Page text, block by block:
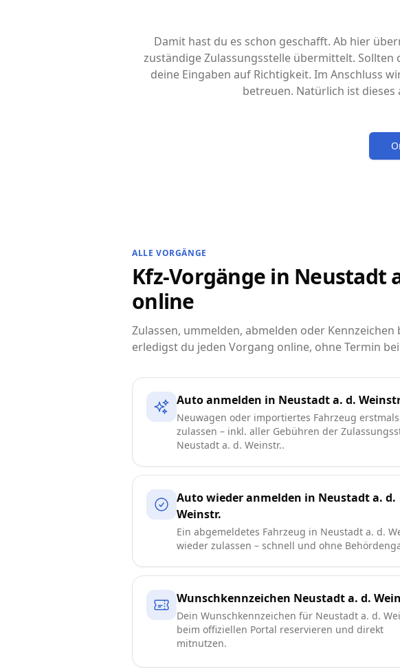
Damit hast du es schon geschafft. Ab hier
zuständige Zulassungsstelle übermittelt.
deine Eingaben auf Richtigkeit. Im Anschluss
betreuen. Natürlich ist
ALLE VORGÄNGE
Kfz-Vorgänge in Neustadt
online
Zulassen, ummelden, abmelden oder
erledigst du jeden Vorgang online, ohne Termin
Auto anmelden in Neustadt a. d.
Neuwagen oder importiertes Fahrzeug erstmals
zulassen – inkl. aller Gebühren der
Neustadt a. d. Weinstr..
Auto wieder anmelden in Neustadt a. d.
Weinstr.
Ein abgemeldetes Fahrzeug in Neustadt a. d.
wieder zulassen – schnell und ohne
Wunschkennzeichen Neustadt a. d.
Dein Wunschkennzeichen für Neustadt a. d.
beim offiziellen Portal reservieren und direkt
mitnutzen.